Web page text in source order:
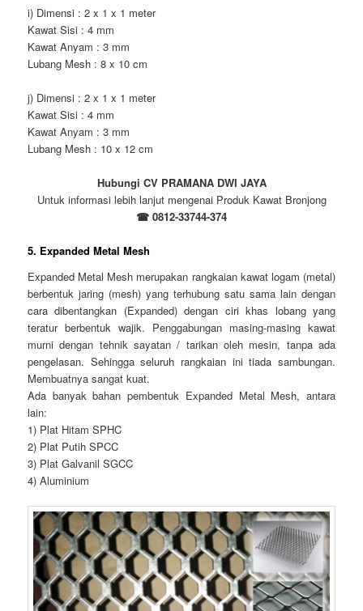
i) Dimensi : 2 x 1 x 1 meter
Kawat Sisi : 4 mm
Kawat Anyam : 3 mm
Lubang Mesh : 8 x 10 cm
j) Dimensi : 2 x 1 x 1 meter
Kawat Sisi : 4 mm
Kawat Anyam : 3 mm
Lubang Mesh : 10 x 12 cm
Hubungi CV PRAMANA DWI JAYA
Untuk informasi lebih lanjut mengenai Produk Kawat Bronjong
☎ 0812-33744-374
5. Expanded Metal Mesh
Expanded Metal Mesh merupakan rangkaian kawat logam (metal)
berbentuk jaring (mesh) yang terhubung satu sama lain dengan
cara dibentangkan (Expanded) dengan ciri khas lobang yang
teratur berbentuk wajik. Penggabungan masing-masing kawat
murni dengan tehnik sayatan / tarikan oleh mesin, tanpa ada
pengelasan. Sehingga seluruh rangkaian ini tiada sambungan.
Membuatnya sangat kuat.
Ada banyak bahan pembentuk Expanded Metal Mesh, antara
lain:
1) Plat Hitam SPHC
2) Plat Putih SPCC
3) Plat Galvanil SGCC
4) Aluminium